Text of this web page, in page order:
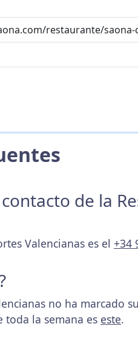
restaurante/saona-
de la
Valencianas es el +34
no ha marcado
toda la semana es este.